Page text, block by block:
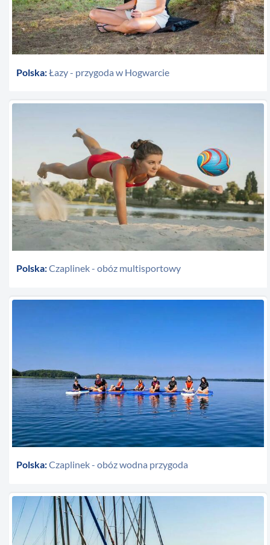
Polska:Łazy - przygoda w Hogwarcie
Polska:Czaplinek - obóz multisportowy
Polska:Czaplinek - obóz wodna przygoda